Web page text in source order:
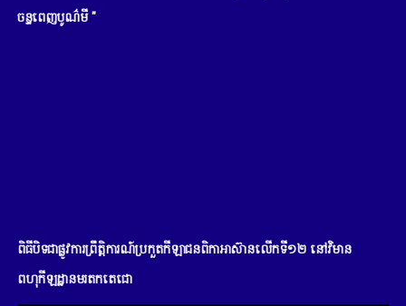
ចន្ទពេញបូណ៌មី "
ពិធីបិទជាផ្លូវការព្រឹត្តិការណ៍ប្រកួតកីឡាជនពិកាអាស៊ានលើកទី១២ នៅវិមាន
ពហុកីឡដ្ឋានមរតកតេជោ